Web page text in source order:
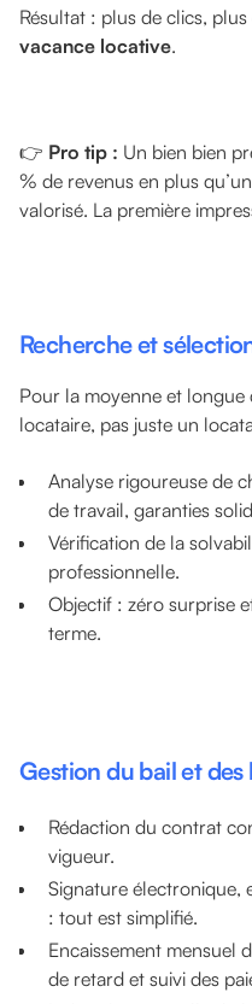
Résultat : plus de clics,
vacance locative.
👉 Pro tip : Un bien bien
% de revenus en plus
valorisé. La première
Recherche et
Pour la moyenne et longue
locataire, pas juste un
Analyse rigoureuse de
de travail, garanties
Vérification de la
professionnelle.
Objectif : zéro surprise
terme.
Gestion du bail et des
Rédaction du contrat
vigueur.
Signature électronique,
: tout est simplifié.
Encaissement mensuel
de retard et suivi des